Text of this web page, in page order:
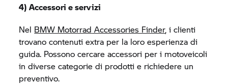
4) Accessori e servizi
Nel BMW Motorrad Accessories Finder, i clienti
trovano contenuti extra per la loro esperienza di
guida. Possono cercare accessori per i motoveicoli
in diverse categorie di prodotti e richiedere un
preventivo.